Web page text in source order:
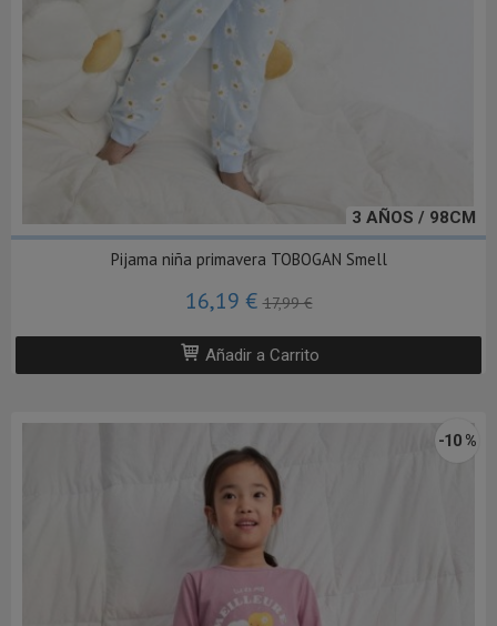
3 AÑOS / 98CM
Pijama niña primavera TOBOGAN Smell
16,19 €17,99 €
Añadir a Carrito
-10 %